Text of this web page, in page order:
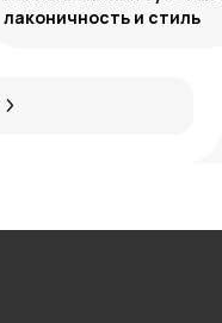
лаконичность и стиль